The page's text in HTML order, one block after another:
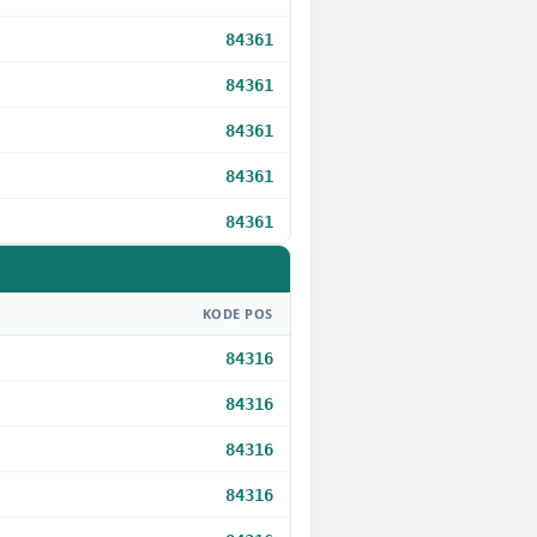
84361
84361
84361
84361
84361
KODE POS
84316
84316
84316
84316